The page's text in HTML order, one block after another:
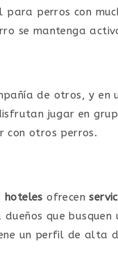
perros con
se mantenga
de otros, y en
jugar en
con otros perros.
hoteles ofrecen
que
un perfil de alta